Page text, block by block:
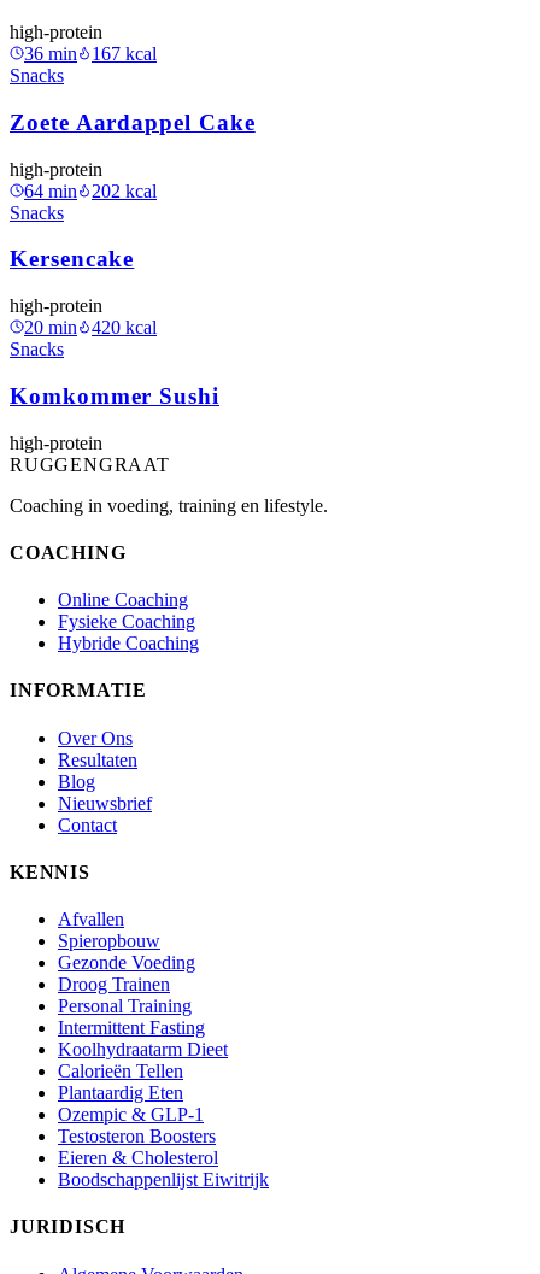
high-protein
36 min 167 kcal
Snacks
Zoete Aardappel Cake
high-protein
64 min 202 kcal
Snacks
Kersencake
high-protein
20 min 420 kcal
Snacks
Komkommer Sushi
high-protein
RUGGENGRAAT
Coaching in voeding, training en lifestyle.
COACHING
Online Coaching
Fysieke Coaching
Hybride Coaching
INFORMATIE
Over Ons
Resultaten
Blog
Nieuwsbrief
Contact
KENNIS
Afvallen
Spieropbouw
Gezonde Voeding
Droog Trainen
Personal Training
Intermittent Fasting
Koolhydraatarm Dieet
Calorieën Tellen
Plantaardig Eten
Ozempic & GLP-1
Testosteron Boosters
Eieren & Cholesterol
Boodschappenlijst Eiwitrijk
JURIDISCH